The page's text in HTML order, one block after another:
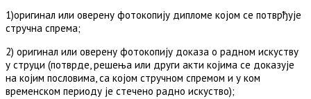
1)оригинал или оверену фотокопију дипломе којом се потврђује
стручна спрема;
2) оригинал или оверену фотокопију доказа о радном искуству
у струци (потврде, решења или други акти којима се доказује
на којим пословима, са којом стручном спремом и у ком
временском периоду је стечено радно искуство);